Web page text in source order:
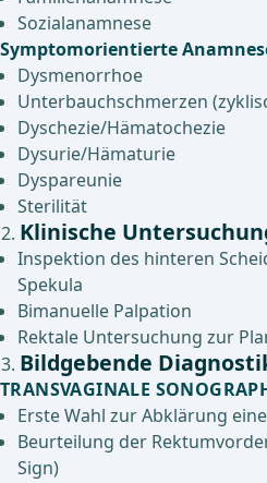
Sozialanamnese
Symptomorientierte
Dysmenorrhoe
Unterbauchschmerzen
Dyschezie/Hämatochezie
Dysurie/Hämaturie
Dyspareunie
Sterilität
Klinische
Inspektion des hinteren
Spekula
Bimanuelle Palpation
Rektale Untersuchung zur
Bildgebende
TRANSVAGINALE
Erste Wahl zur Abklärung
Beurteilung der
Sign)